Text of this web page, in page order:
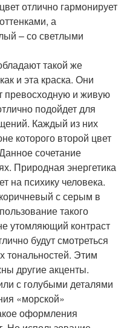
отлично гармонирует
а
– со светлыми
такой же
и эта краска. Они
превосходную и живую
подойдет для
Каждый из них
которого второй цвет
сочетание
Природная энергетика
на психику человека.
с серым в
такого
утомляющий контраст
будут смотреться
тональностей. Этим
другие акценты.
с голубыми деталями
«морской»
оформления